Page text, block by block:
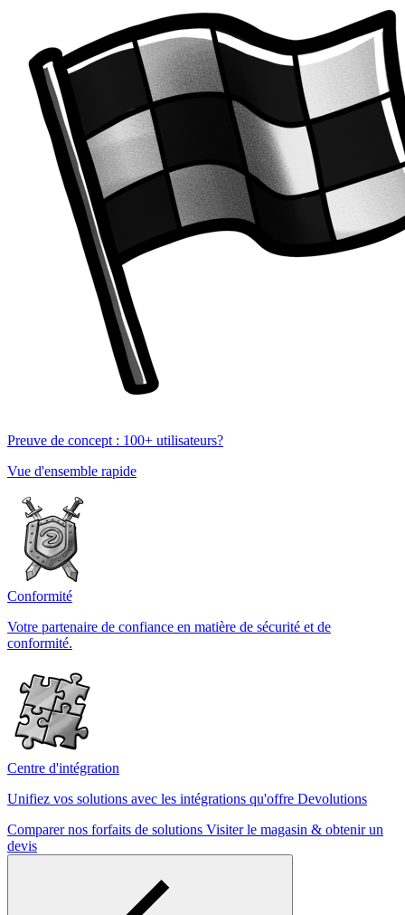
Preuve de concept : 100+ utilisateurs?
Vue d'ensemble rapide
Conformité
Votre partenaire de confiance en matière de sécurité et de
conformité.
Centre d'intégration
Unifiez vos solutions avec les intégrations qu'offre Devolutions
Comparer nos forfaits de solutions Visiter le magasin & obtenir un
devis